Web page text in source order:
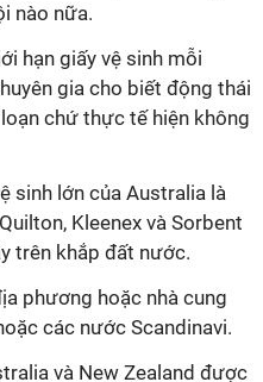
nào nữa.
hạn giấy vệ sinh mỗi
gia cho biết động thái
chứ thực tế hiện không
sinh lớn của Australia là
Kleenex và Sorbent
trên khắp đất nước.
phương hoặc nhà cung
các nước Scandinavi.
và New Zealand được